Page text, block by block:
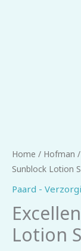
Home / Hofman /
Sunblock Lotion
Paard -
Lotion